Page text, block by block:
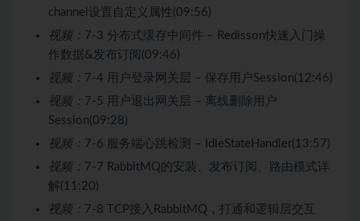
channel设置自定义属性(09:56)
视频： 7-3 分布式缓存中间件 – Redisson快速入门操
作数据&发布订阅(09:46)
视频： 7-4 用户登录网关层 – 保存用户Session(12:46)
视频： 7-5 用户退出网关层 – 离线删除用户
Session(09:28)
视频： 7-6 服务端心跳检测 – IdleStateHandler(13:57)
视频： 7-7 RabbitMQ的安装、发布订阅、路由模式详
解(11:20)
视频： 7-8 TCP接入RabbitMQ，打通和逻辑层交互